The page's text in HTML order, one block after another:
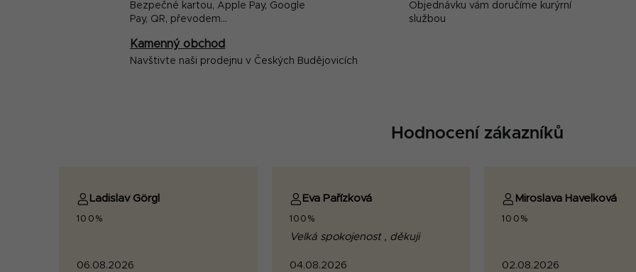
Bezpečné kartou, Apple Pay, Google
Pay, QR, převodem...
Objednávku vám doručíme kurýrní
službou
Kamenný obchod
Navštivte naši prodejnu v Českých Budějovicích
Hodnocení zákazníků
Ladislav Görgl
100%
06.08.2026
Eva Pařízková
100%
Velká spokojenost , děkuji
04.08.2026
Miroslava Havelková
100%
02.08.2026